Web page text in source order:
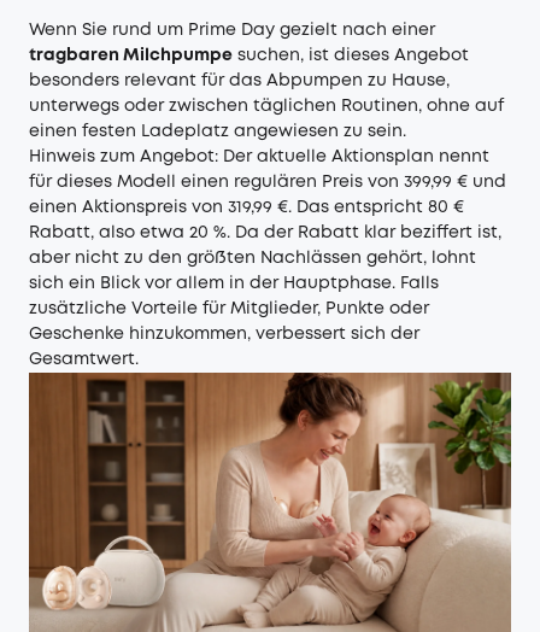
Wenn Sie rund um Prime Day gezielt nach einer
tragbaren Milchpumpe suchen, ist dieses Angebot
besonders relevant für das Abpumpen zu Hause,
unterwegs oder zwischen täglichen Routinen, ohne auf
einen festen Ladeplatz angewiesen zu sein.
Hinweis zum Angebot: Der aktuelle Aktionsplan nennt
für dieses Modell einen regulären Preis von 399,99 € und
einen Aktionspreis von 319,99 €. Das entspricht 80 €
Rabatt, also etwa 20 %. Da der Rabatt klar beziffert ist,
aber nicht zu den größten Nachlässen gehört, lohnt
sich ein Blick vor allem in der Hauptphase. Falls
zusätzliche Vorteile für Mitglieder, Punkte oder
Geschenke hinzukommen, verbessert sich der
Gesamtwert.